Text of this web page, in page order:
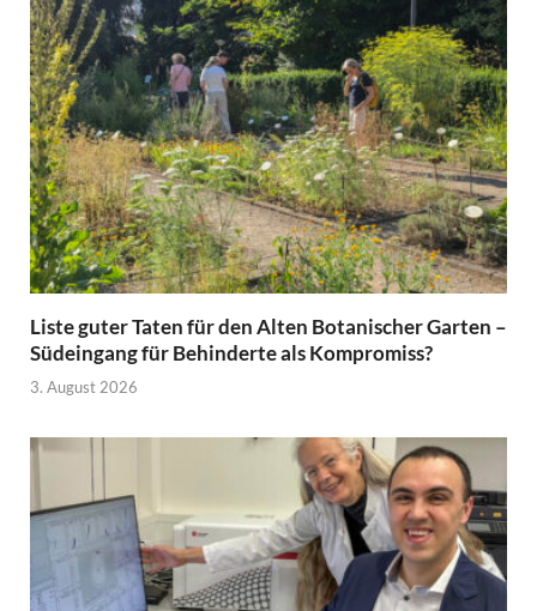
Liste guter Taten für den Alten Botanischer Garten –
Südeingang für Behinderte als Kompromiss?
3. August 2026